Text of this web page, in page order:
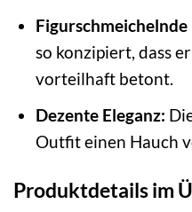
Figurschmeichelnde
so konzipiert, dass
vorteilhaft betont.
Dezente Eleganz:
Outfit einen Hauch
Produktdetails im